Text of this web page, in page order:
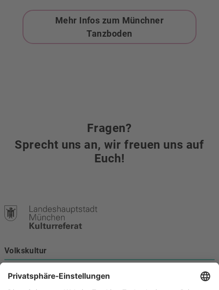
Mehr Infos zum Münchner
Tanzboden
Fragen?
Sprecht uns an, wir freuen uns auf
Euch!
Volkskultur
80331 München